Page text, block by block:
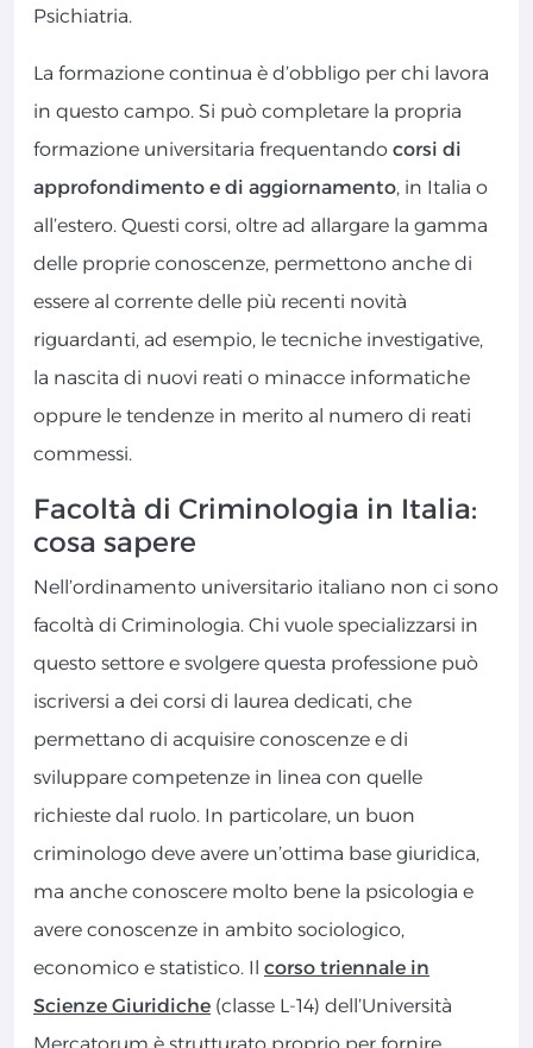
Psichiatria.
La formazione continua è d’obbligo per chi lavora
in questo campo. Si può completare la propria
formazione universitaria frequentando corsi di
approfondimento e di aggiornamento, in Italia o
all’estero. Questi corsi, oltre ad allargare la gamma
delle proprie conoscenze, permettono anche di
essere al corrente delle più recenti novità
riguardanti, ad esempio, le tecniche investigative,
la nascita di nuovi reati o minacce informatiche
oppure le tendenze in merito al numero di reati
commessi.
Facoltà di Criminologia in Italia:
cosa sapere
Nell’ordinamento universitario italiano non ci sono
facoltà di Criminologia. Chi vuole specializzarsi in
questo settore e svolgere questa professione può
iscriversi a dei corsi di laurea dedicati, che
permettano di acquisire conoscenze e di
sviluppare competenze in linea con quelle
richieste dal ruolo. In particolare, un buon
criminologo deve avere un’ottima base giuridica,
ma anche conoscere molto bene la psicologia e
avere conoscenze in ambito sociologico,
economico e statistico. Il corso triennale in
Scienze Giuridiche (classe L-14) dell’Università